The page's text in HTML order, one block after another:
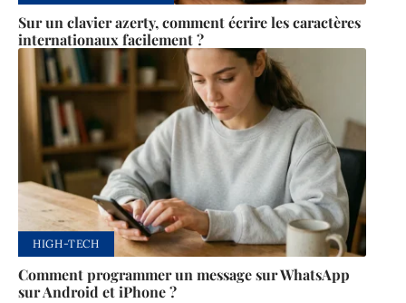
Sur un clavier azerty, comment écrire les caractères
internationaux facilement ?
HIGH-TECH
Comment programmer un message sur WhatsApp
sur Android et iPhone ?